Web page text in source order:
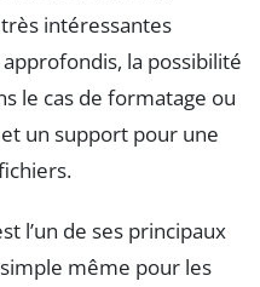
intéressantes
la possibilité
le cas de formatage ou
un support pour une
l’un de ses principaux
même pour les